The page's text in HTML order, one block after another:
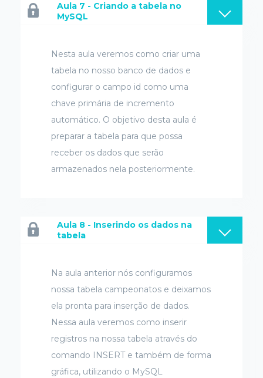
Aula 7 - Criando a tabela no
MySQL
Nesta aula veremos como criar uma
tabela no nosso banco de dados e
configurar o campo id como uma
chave primária de incremento
automático. O objetivo desta aula é
preparar a tabela para que possa
receber os dados que serão
armazenados nela posteriormente.
Aula 8 - Inserindo os dados na
tabela
Na aula anterior nós configuramos
nossa tabela campeonatos e deixamos
ela pronta para inserção de dados.
Nessa aula veremos como inserir
registros na nossa tabela através do
comando INSERT e também de forma
gráfica, utilizando o MySQL